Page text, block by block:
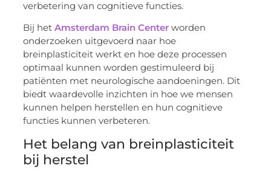
verbetering van cognitieve functies.
Bij hetAmsterdam Brain Center worden
onderzoeken uitgevoerd naar hoe
breinplasticiteit werkt en hoe deze processen
optimaal kunnen worden gestimuleerd bij
patiënten met neurologische aandoeningen. Dit
biedt waardevolle inzichten in hoe we mensen
kunnen helpen herstellen en hun cognitieve
functies kunnen verbeteren.
Het belang van breinplasticiteit
bij herstel